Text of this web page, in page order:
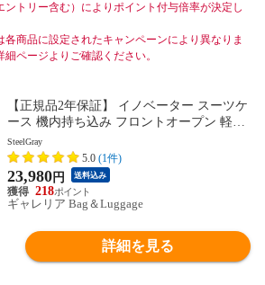
ントリー含む）によりポイント付与倍率が決定し
商品に設定されたキャンペーンにより異なりま
ページよりご確認ください。
【正規品2年保証】 イノベーター スーツケ
ース 機内持ち込み フロントオープン 軽量
innovator キャリーケース ブランド 小さめ
Sサイズ ストッパー TSAロック 3泊 4泊 38
L Extreme Journey Cabin INV50
SteelGray
5.0 (1件)
23,980円 送料込み
218
ギャレリア Bag＆Luggage
詳細を見る